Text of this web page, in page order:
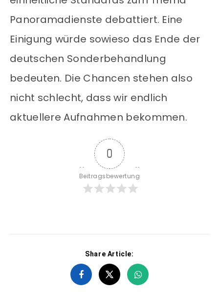
Panoramadienste debattiert. Eine
Einigung würde sowieso das Ende der
deutschen Sonderbehandlung
bedeuten. Die Chancen stehen also
nicht schlecht, dass wir endlich
aktuellere Aufnahmen bekommen.
0
Beitragsbewertung
Share Article: